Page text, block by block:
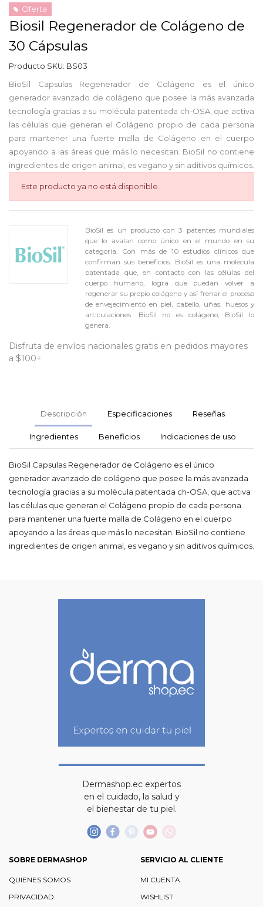
Oferta
Biosil Regenerador de Colágeno de
30 Cápsulas
Producto SKU: BS03
BioSil Capsulas Regenerador de Colágeno es el único
generador avanzado de colágeno que posee la más avanzada
tecnología gracias a su molécula patentada ch-OSA, que activa
las células que generan el Colágeno propio de cada persona
para mantener una fuerte malla de Colágeno en el cuerpo
apoyando a las áreas que más lo necesitan. BioSil no contiene
ingredientes de origen animal, es vegano y sin aditivos químicos.
Este producto ya no está disponible.
BioSil es un producto con 3 patentes mundiales
que lo avalan como único en el mundo en su
categoría. Con más de 10 estudios clínicos que
confirman sus beneficios. BioSil es una molécula
patentada que, en contacto con las células del
cuerpo humano, logra que puedan volver a
regenerar su propio colágeno y así frenar el proceso
de envejecimiento en piel, cabello, uñas, huesos y
articulaciones. BioSil no es colágeno, BioSil lo
genera.
Disfruta de envíos nacionales gratis en pedidos mayores
a $100+
Descripción Especificaciones Reseñas
Ingredientes Beneficios Indicaciones de uso
BioSil Capsulas Regenerador de Colágeno es el único
generador avanzado de colágeno que posee la más avanzada
tecnología gracias a su molécula patentada ch-OSA, que activa
las células que generan el Colágeno propio de cada persona
para mantener una fuerte malla de Colágeno en el cuerpo
apoyando a las áreas que más lo necesitan. BioSil no contiene
ingredientes de origen animal, es vegano y sin aditivos químicos.
Dermashop.ec expertos
en el cuidado, la salud y
el bienestar de tu piel.
SOBRE DERMASHOP
QUIENES SOMOS
PRIVACIDAD
SERVICIO AL CLIENTE
MI CUENTA
WISHLIST